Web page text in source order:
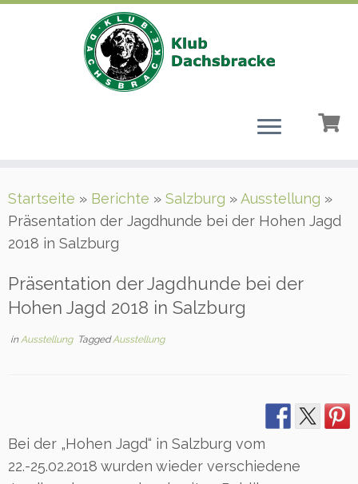
Inhalt
springen
Startseite » Berichte » Salzburg »Ausstellung »
Präsentation der Jagdhunde bei der Hohen Jagd
2018 in Salzburg
Präsentation der Jagdhunde bei der
Hohen Jagd 2018 in Salzburg
inAusstellung TaggedAusstellung
Bei der „Hohen Jagd“ in Salzburg vom
22.-25.02.2018 wurden wieder verschiedene